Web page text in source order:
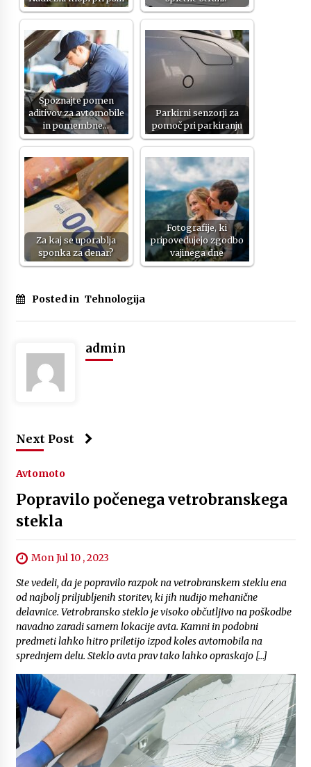
Spoznajte pomen
aditivov za avtomobile
in pomembne…
Parkirni senzorji za
pomoč pri parkiranju
Za kaj se uporablja
sponka za denar?
Fotografije, ki
pripovedujejo zgodbo
vajinega dne
Posted in Tehnologija
admin
Next Post
Avtomoto
Popravilo počenega vetrobranskega
stekla
Mon Jul 10 , 2023
Ste vedeli, da je popravilo razpok na vetrobranskem steklu ena
od najbolj priljubljenih storitev, ki jih nudijo mehanične
delavnice. Vetrobransko steklo je visoko občutljivo na poškodbe
navadno zaradi samem lokacije avta. Kamni in podobni
predmeti lahko hitro priletijo izpod koles avtomobila na
sprednjem delu. Steklo avta prav tako lahko opraskajo […]